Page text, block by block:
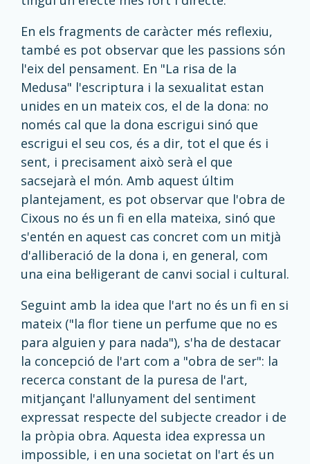
En els fragments de caràcter més reflexiu,
també es pot observar que les passions són
l'eix del pensament. En "La risa de la
Medusa" l'escriptura i la sexualitat estan
unides en un mateix cos, el de la dona: no
només cal que la dona escrigui sinó que
escrigui el seu cos, és a dir, tot el que és i
sent, i precisament això serà el que
sacsejarà el món. Amb aquest últim
plantejament, es pot observar que l'obra de
Cixous no és un fi en ella mateixa, sinó que
s'entén en aquest cas concret com un mitjà
d'alliberació de la dona i, en general, com
una eina bel·ligerant de canvi social i cultural.
Seguint amb la idea que l'art no és un fi en si
mateix ("la flor tiene un perfume que no es
para alguien y para nada"), s'ha de destacar
la concepció de l'art com a "obra de ser": la
recerca constant de la puresa de l'art,
mitjançant l'allunyament del sentiment
expressat respecte del subjecte creador i de
la pròpia obra. Aquesta idea expressa un
impossible, i en una societat on l'art és un